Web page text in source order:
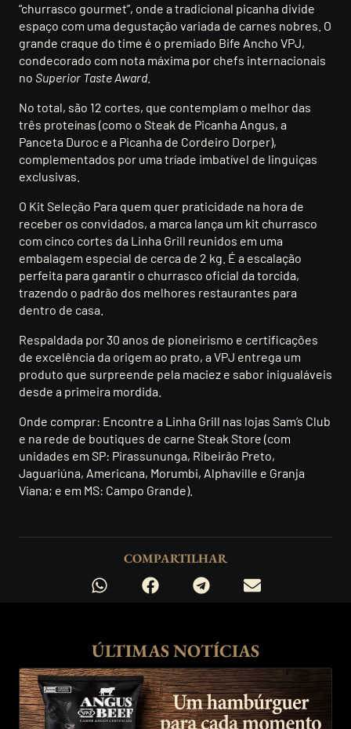
“churrasco gourmet”, onde a tradicional picanha divide
espaço com uma degustação variada de carnes nobres. O
grande craque do time é o premiado Bife Ancho VPJ,
condecorado com nota máxima por chefs internacionais
no Superior Taste Award.
No total, são 12 cortes, que contemplam o melhor das
três proteínas (como o Steak de Picanha Angus, a
Panceta Duroc e a Picanha de Cordeiro Dorper),
complementados por uma tríade imbatível de linguiças
exclusivas.
O Kit Seleção Para quem quer praticidade na hora de
receber os convidados, a marca lança um kit churrasco
com cinco cortes da Linha Grill reunidos em uma
embalagem especial de cerca de 2 kg. É a escalação
perfeita para garantir o churrasco oficial da torcida,
trazendo o padrão dos melhores restaurantes para
dentro de casa.
Respaldada por 30 anos de pioneirismo e certificações
de excelência da origem ao prato, a VPJ entrega um
produto que surpreende pela maciez e sabor inigualáveis
desde a primeira mordida.
Onde comprar: Encontre a Linha Grill nas lojas Sam’s Club
e na rede de boutiques de carne Steak Store (com
unidades em SP: Pirassununga, Ribeirão Preto,
Jaguariúna, Americana, Morumbi, Alphaville e Granja
Viana; e em MS: Campo Grande).
COMPARTILHAR
ÚLTIMAS NOTÍCIAS